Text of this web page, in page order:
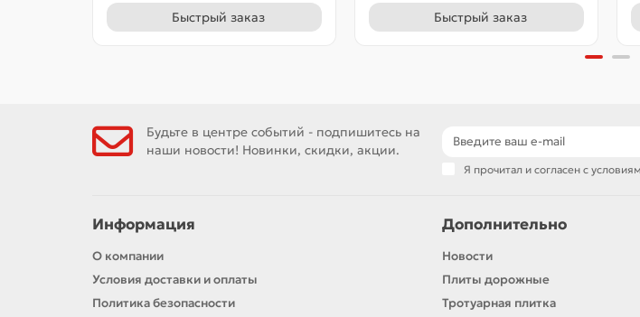
Быстрый заказ Быстрый заказ
Будьте в центре событий - подпишитесь на
наши новости! Новинки, скидки, акции.
Я прочитал и согласен с
Информация
О компании
Условия доставки и оплаты
Политика безопасности
Дополнительно
Новости
Плиты дорожные
Тротуарная плитка